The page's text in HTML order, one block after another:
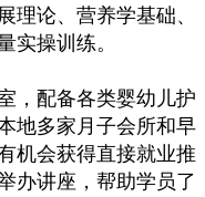
理论、营养学基础、
实操训练。
配备各类婴幼儿护
地多家月子会所和早
机会获得直接就业推
办讲座，帮助学员了